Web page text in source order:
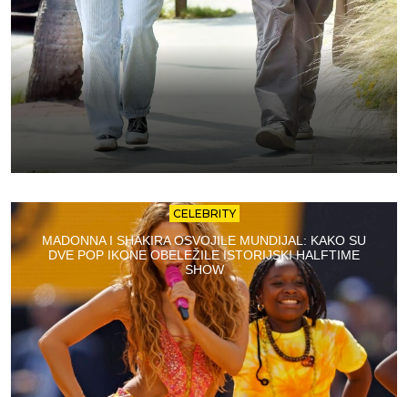
CELEBRITY
MADONNA I SHAKIRA OSVOJILE MUNDIJAL: KAKO SU
DVE POP IKONE OBELEŽILE ISTORIJSKI HALFTIME
SHOW